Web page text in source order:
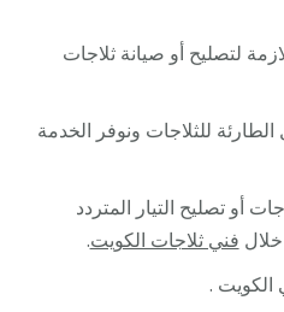
لتصليح أو صيانة ثلاجات
للثلاجات ونوفر الخدمة
أو تصليح التيار المتردد
فني ثلاجات الكويت.
الكويت .